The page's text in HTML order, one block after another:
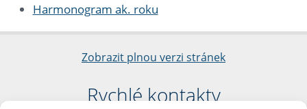
Harmonogram ak. roku
Zobrazit plnou verzi stránek
Rychlé kontakty